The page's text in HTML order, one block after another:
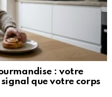
: votre
signal que votre corps